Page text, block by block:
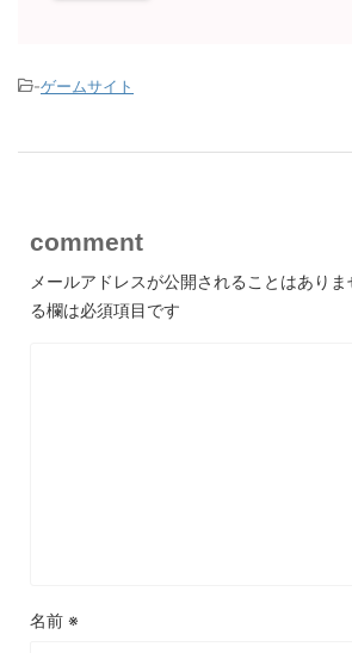
-ゲームサイト
comment
メールアドレスが公開されることはありま
る欄は必須項目です
名前 ※